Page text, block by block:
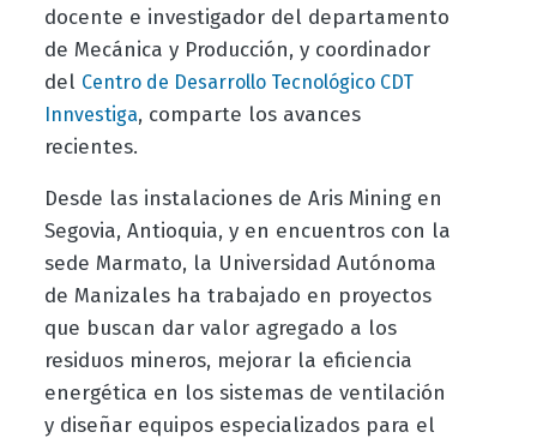
docente e investigador del departamento
de Mecánica y Producción, y coordinador
del Centro de Desarrollo Tecnológico CDT
Innvestiga, comparte los avances
recientes.
Desde las instalaciones de Aris Mining en
Segovia, Antioquia, y en encuentros con la
sede Marmato, la Universidad Autónoma
de Manizales ha trabajado en proyectos
que buscan dar valor agregado a los
residuos mineros, mejorar la eficiencia
energética en los sistemas de ventilación
y diseñar equipos especializados para el